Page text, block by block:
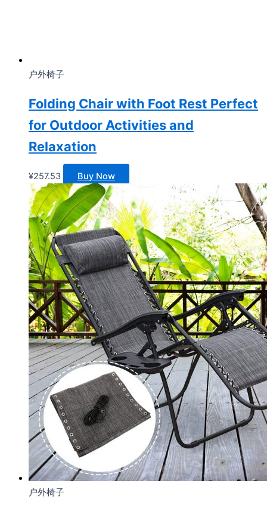
户外椅子
Folding Chair with Foot Rest Perfect
for Outdoor Activities and
Relaxation
¥257.53 Buy Now
户外椅子